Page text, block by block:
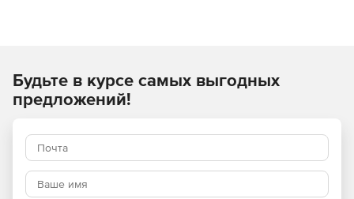
к угрозам разной сложности.
Основные преимущества
Надежная защита мирового уровня
Многоуровневые технологии проактивной защиты
обеспечивают эффективное противостояние различным
Будьте в курсе самых выгодных
предложений!